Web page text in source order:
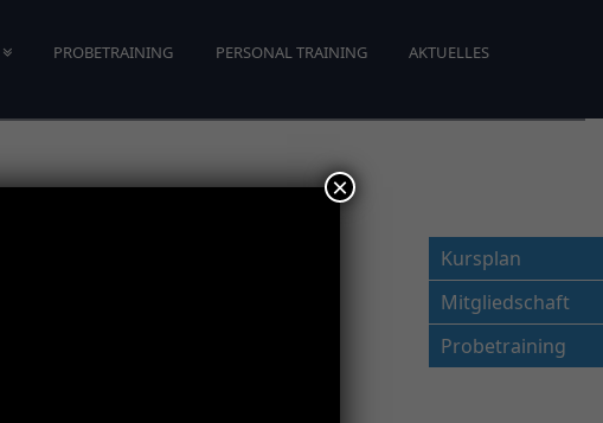
Kursplan
Mitgliedschaft
Probetraining
PROBETRAINING PERSONAL TRAINING AKTUELLES
×